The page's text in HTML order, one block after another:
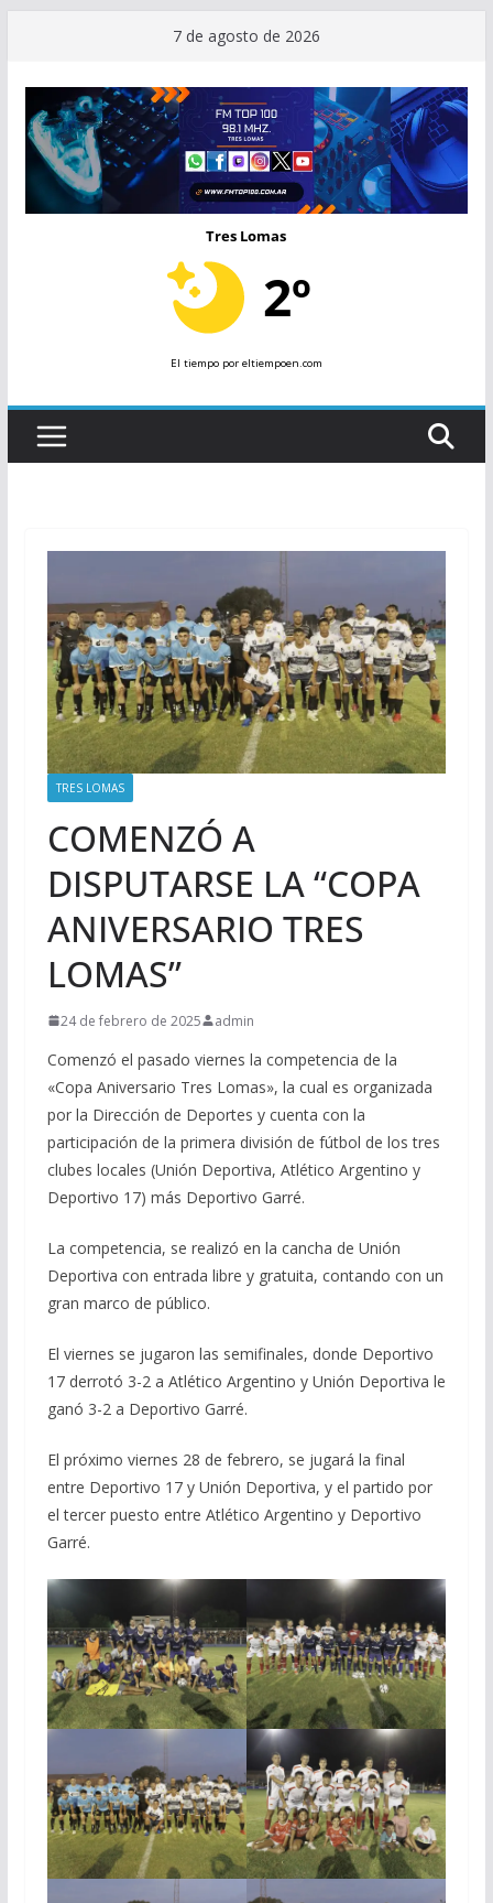
contenido
7 de agosto de 2026
Tres Lomas
2º
El tiempopor eltiempoen.com
TRES LOMAS
COMENZÓ A
DISPUTARSE LA “COPA
ANIVERSARIO TRES
LOMAS”
24 de febrero de 2025 admin
Comenzó el pasado viernes la competencia de la
«Copa Aniversario Tres Lomas», la cual es organizada
por la Dirección de Deportes y cuenta con la
participación de la primera división de fútbol de los tres
clubes locales (Unión Deportiva, Atlético Argentino y
Deportivo 17) más Deportivo Garré.
La competencia, se realizó en la cancha de Unión
Deportiva con entrada libre y gratuita, contando con un
gran marco de público.
El viernes se jugaron las semifinales, donde Deportivo
17 derrotó 3-2 a Atlético Argentino y Unión Deportiva le
ganó 3-2 a Deportivo Garré.
El próximo viernes 28 de febrero, se jugará la final
entre Deportivo 17 y Unión Deportiva, y el partido por
el tercer puesto entre Atlético Argentino y Deportivo
Garré.